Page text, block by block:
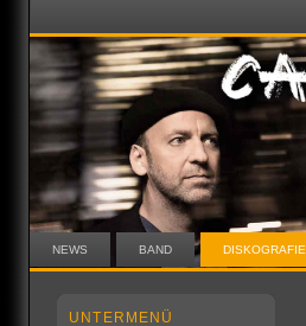
NEWS BAND DISKOGRAFIE
UNTERMENÜ